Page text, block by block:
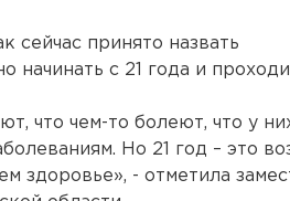
сейчас принято назвать
начинать с 21 года и
что чем-то болеют, что у
Но 21 год – это
здоровье», - отметила